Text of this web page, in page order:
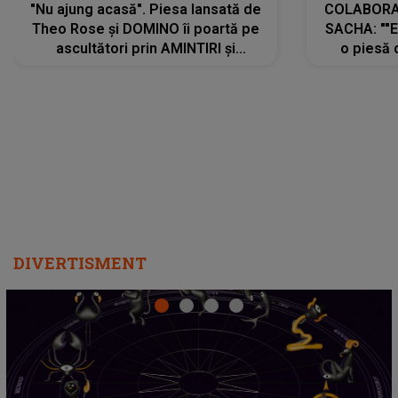
"Nu ajung acasă". Piesa lansată de
Theo Rose și DOMINO îi poartă pe
ascultători prin AMINTIRI și
SACHA:
o piesă
DIVERTISMENT